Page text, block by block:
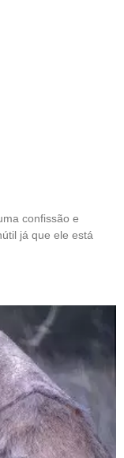
confissão e
já que ele está